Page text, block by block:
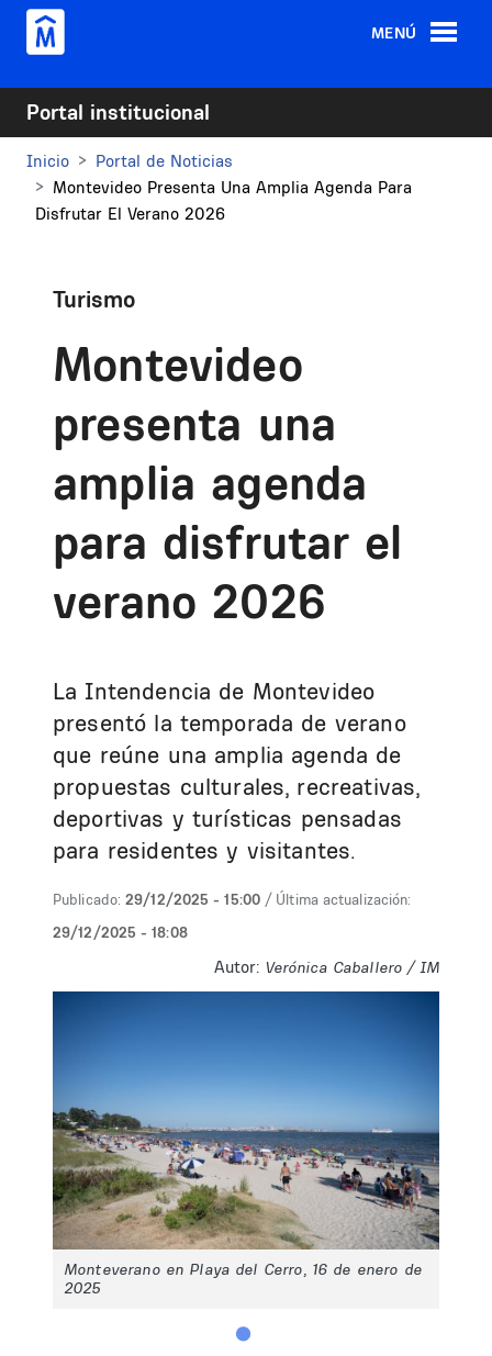
Pasar al contenido principal
MENÚ
Portal institucional
Inicio
Portal de Noticias
Montevideo Presenta Una Amplia Agenda Para
Disfrutar El Verano 2026
Turismo
Montevideo
presenta una
amplia agenda
para disfrutar el
verano 2026
La Intendencia de Montevideo
presentó la temporada de verano
que reúne una amplia agenda de
propuestas culturales, recreativas,
deportivas y turísticas pensadas
para residentes y visitantes.
Publicado: 29/12/2025 - 15:00 / Última actualización:
29/12/2025 - 18:08
Autor: Verónica Caballero / IM
Monteverano en Playa del Cerro, 16 de enero de
2025